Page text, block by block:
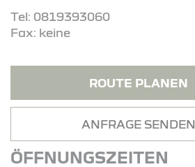
Tel: 0819393060
Fax: keine
ROUTE PLANEN
ANFRAGE SENDEN
ÖFFNUNGSZEITEN